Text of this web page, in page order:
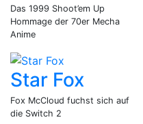
Das 1999 Shoot’em Up
Hommage der 70er Mecha
Anime
Star Fox
Fox McCloud fuchst sich auf
die Switch 2